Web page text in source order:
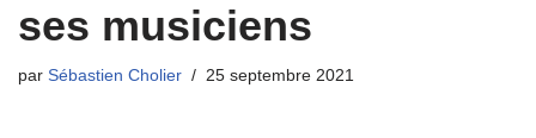
ses musiciens
par Sébastien Cholier 25 septembre 2021